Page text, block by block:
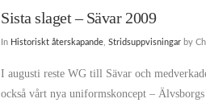
Sista slaget – Sävar 2009
In Historiskt återskapande ,Stridsuppvisningar by
I augusti reste WG till Sävar och
också vårt nya uniformskoncept –